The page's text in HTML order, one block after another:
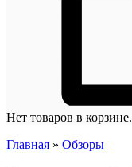
Нет товаров в корзине.
Главная » Обзоры